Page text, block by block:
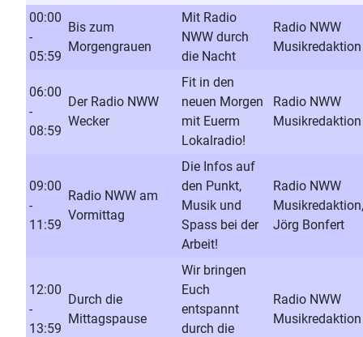
00:00
-
05:59
Bis zum
Morgengrauen
Mit Radio
NWW durch
die Nacht
Radio NWW
Musikredaktion
06:00
-
08:59
Der Radio NWW
Wecker
Fit in den
neuen Morgen
mit Euerm
Lokalradio!
Radio NWW
Musikredaktion
09:00
-
11:59
Radio NWW am
Vormittag
Die Infos auf
den Punkt,
Musik und
Spass bei der
Arbeit!
Radio NWW
Musikredaktion,
Jörg Bonfert
12:00
-
13:59
Durch die
Mittagspause
Wir bringen
Euch
entspannt
durch die
Radio NWW
Musikredaktion